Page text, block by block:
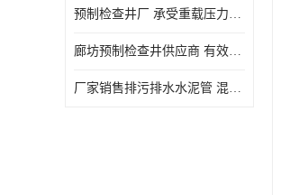
预制检查井厂 承受重载压力稳定
廊坊预制检查井供应商 有效引导分流雨水
厂家销售排污排水水泥管 混凝土钢筋水泥管 承插式混凝土排水管